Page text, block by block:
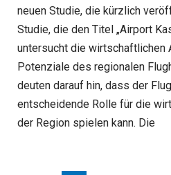
neuen Studie, die kürzlich
Studie, die den Titel „Airport
untersucht die wirtschaftlichen
Potenziale des regionalen
deuten darauf hin, dass der
entscheidende Rolle für die
der Region spielen kann. Die